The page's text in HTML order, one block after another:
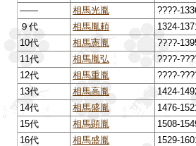
――
相馬光胤 ????-
９代
相馬胤頼 1324-
10代
相馬憲胤 ????-
11代
相馬胤弘 ????-
12代
相馬重胤 ????-
13代
相馬高胤 1424-
14代
相馬盛胤 1476-
15代
相馬顕胤 1508-
16代
相馬盛胤 1529-